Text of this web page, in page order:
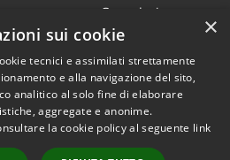
Segnalazione
disservizio
Whistleblowing
Dichiarazione di
accessibilità
© 2024 • Comune di
Serravalle Pistoiese •
×
sui cookie
tecnici e assimilati strettamente
e alla navigazione del sito,
analitico al solo fine di elaborare
aggregate e anonime.
la cookie policy al seguente link